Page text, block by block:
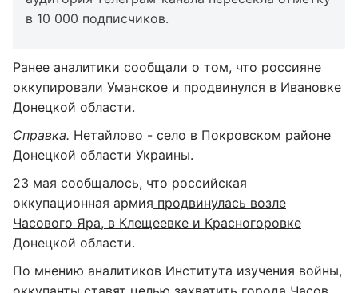
в 10 000 подписчиков.
Ранее аналитики сообщали о том, что россияне
оккупировали Уманское и продвинулся в Ивановке
Донецкой области.
Справка. Нетайлово - село в Покровском районе
Донецкой области Украины.
23 мая сообщалось, что российская
оккупационная армия продвинулась возле
Часового Яра, в Клещеевке и Красногоровке
Донецкой области.
По мнению аналитиков Института изучения войны,